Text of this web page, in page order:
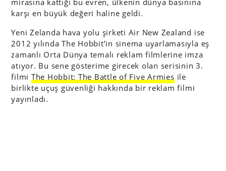
mirasına kattığı bu evren, ülkenin dünya basınına
karşı en büyük değeri haline geldi.
Yeni Zelanda hava yolu şirketi Air New Zealand ise
2012 yılında The Hobbit’in sinema uyarlamasıyla eş
zamanlı Orta Dünya temalı reklam filmlerine imza
atıyor. Bu sene gösterime girecek olan serisinin 3.
filmi The Hobbit: The Battle of Five Armies ile
birlikte uçuş güvenliği hakkında bir reklam filmi
yayınladı.